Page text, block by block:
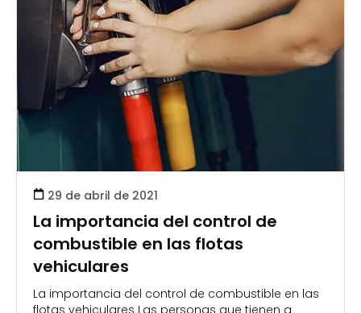
29 de abril de 2021
La importancia del control de
combustible en las flotas
vehiculares
La importancia del control de combustible en las
flotas vehiculares Las personas que tienen a